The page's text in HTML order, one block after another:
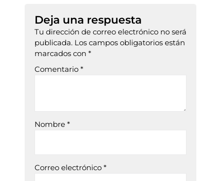
Deja una respuesta
Tu dirección de correo electrónico no será
publicada. Los campos obligatorios están
marcados con *
Comentario *
Nombre *
Correo electrónico *